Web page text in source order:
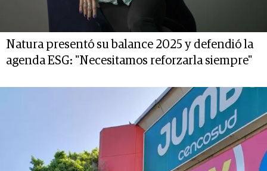
Natura presentó su balance 2025 y defendió la
agenda ESG: "Necesitamos reforzarla siempre"